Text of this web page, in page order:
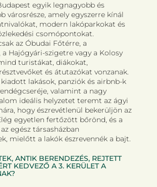
egyik legnagyobb és
városrésze, amely egyszerre kínál
modern lakóparkokat és
csomópontokat.
az Óbudai Főtérre, a
Hajógyári-szigetre vagy a Kolosy
turistákat, diákokat,
és átutazókat vonzanak.
lakások, panziók és airbnb-k
valamint a nagy
ideális helyzetet teremt az ágyi
hogy észrevétlenül bekerüljön az
egyetlen fertőzött bőrönd, és a
egész társasházban
mielőtt a lakók észrevennék a bajt.
ANTIK BERENDEZÉS, REJTETT
KEDVEZŐ A 3. KERÜLET A